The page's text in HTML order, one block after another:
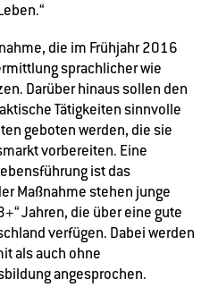
die im Frühjahr 2016
sprachlicher wie
Darüber hinaus sollen den
Tätigkeiten sinnvolle
geboten werden, die sie
vorbereiten. Eine
ist das
Maßnahme stehen junge
Jahren, die über eine gute
verfügen. Dabei werden
als auch ohne
angesprochen.